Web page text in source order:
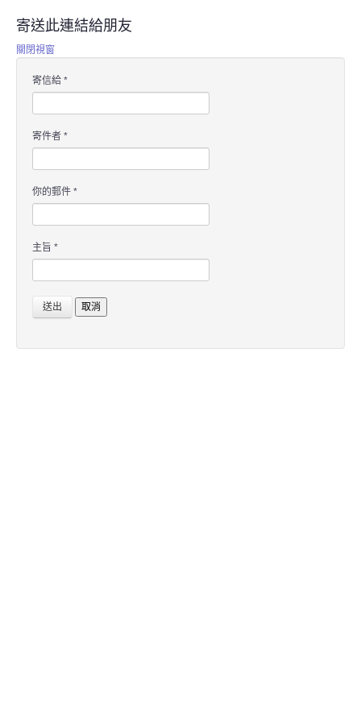
寄送此連結給朋友
關閉視窗
寄信給 *
寄件者 *
你的郵件 *
主旨 *
送出 取消